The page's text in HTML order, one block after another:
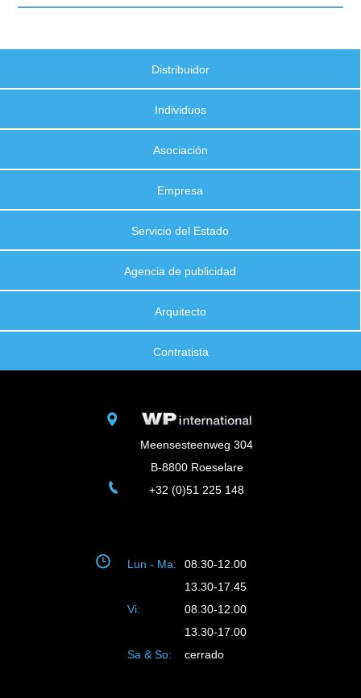
Distribuidor
Individuos
Asociación
Empresa
Servicio del Estado
Agencia de publicidad
Arquitecto
Contratista
Meensesteenweg 304
B-8800 Roeselare
+32 (0)51 225 148
Lun - Ma:
08.30-12.00
13.30-17.45
Vi:
08.30-12.00
13.30-17.00
Sa & So:
cerrado